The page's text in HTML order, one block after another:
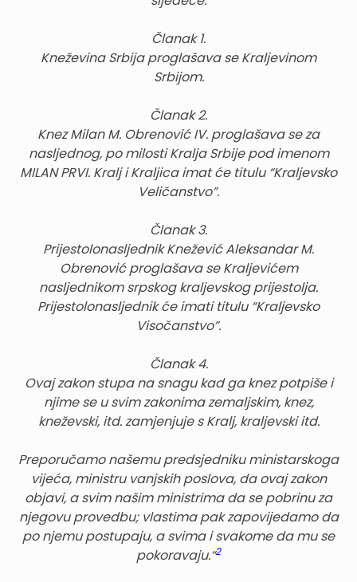
Članak 1.
Kneževina Srbija proglašava se Kraljevinom
Srbijom.
Članak 2.
Knez Milan M. Obrenović IV. proglašava se za
nasljednog, po milosti Kralja Srbije pod imenom
MILAN PRVI. Kralj i Kraljica imat će titulu “Kraljevsko
Veličanstvo”.
Članak 3.
Prijestolonasljednik Knežević Aleksandar M.
Obrenović proglašava se Kraljevićem
nasljednikom srpskog kraljevskog prijestolja.
Prijestolonasljednik će imati titulu “Kraljevsko
Visočanstvo”.
Članak 4.
Ovaj zakon stupa na snagu kad ga knez potpiše i
njime se u svim zakonima zemaljskim, knez,
kneževski, itd. zamjenjuje s Kralj, kraljevski itd.
Preporučamo našemu predsjedniku ministarskoga
vijeća, ministru vanjskih poslova, da ovaj zakon
objavi, a svim našim ministrima da se pobrinu za
njegovu provedbu; vlastima pak zapovijedamo da
po njemu postupaju, a svima i svakome da mu se
pokoravaju.“2